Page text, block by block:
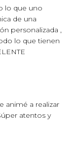
lo que uno
de una
personalizada ,
lo que tienen
animé a realizar
atentos y